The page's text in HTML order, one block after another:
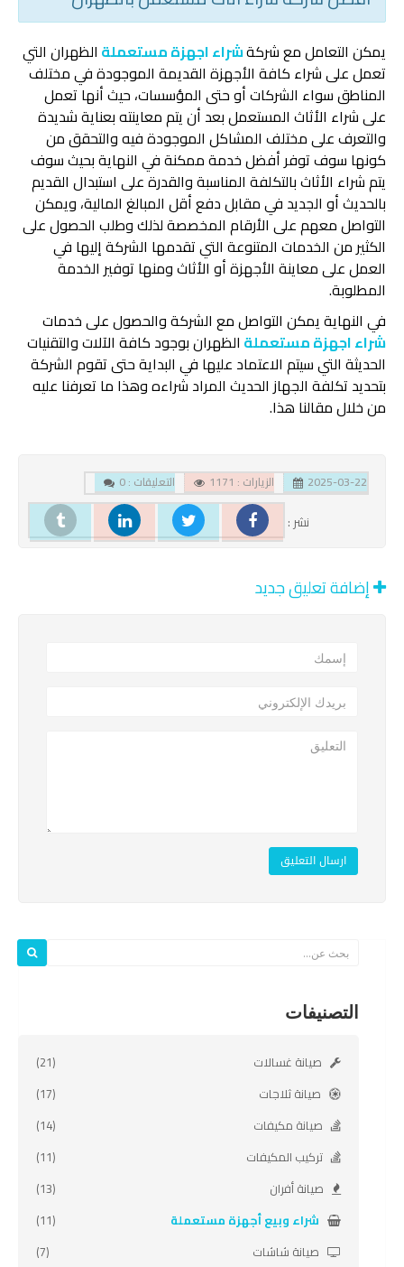
يمكن التعامل مع شركةشراء اجهزة مستعملة الظهران التي
تعمل على شراء كافة الأجهزة القديمة الموجودة في مختلف
المناطق سواء الشركات أو حتى المؤسسات، حيث أنها تعمل
على شراء الأثاث المستعمل بعد أن يتم معاينته بعناية شديدة
والتعرف على مختلف المشاكل الموجودة فيه والتحقق من
كونها سوف توفر أفضل خدمة ممكنة في النهاية بحيث سوف
يتم شراء الأثاث بالتكلفة المناسبة والقدرة على استبدال القديم
بالحديث أو الجديد في مقابل دفع أقل المبالغ المالية، ويمكن
التواصل معهم على الأرقام المخصصة لذلك وطلب الحصول على
الكثير من الخدمات المتنوعة التي تقدمها الشركة إليها في
العمل على معاينة الأجهزة أو الأثاث ومنها توفير الخدمة
المطلوبة.
في النهاية يمكن التواصل مع الشركة والحصول على خدمات
شراء اجهزة مستعملة الظهران بوجود كافة الآلات والتقنيات
الحديثة التي سيتم الاعتماد عليها في البداية حتى تقوم الشركة
بتحديد تكلفة الجهاز الحديث المراد شراءه وهذا ما تعرفنا عليه
من خلال مقالنا هذا.
2025-03-22 الزيارات : 1171 التعليقات : 0
نشر :
إضافة تعليق جديد
ارسال التعليق
التصنيفات
صيانة غسالات
(21)
صيانة ثلاجات
(17)
صيانة مكيفات
(14)
تركيب المكيفات
(11)
صيانة أفران
(13)
شراء وبيع أجهزة مستعملة
(11)
صيانة شاشات
(7)